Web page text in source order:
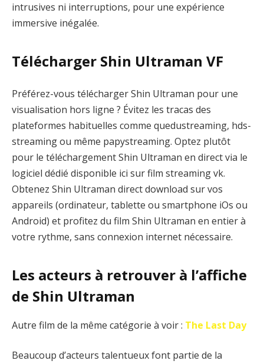
intrusives ni interruptions, pour une expérience
immersive inégalée.
Télécharger Shin Ultraman VF
Préférez-vous télécharger Shin Ultraman pour une
visualisation hors ligne ? Évitez les tracas des
plateformes habituelles comme quedustreaming, hds-
streaming ou même papystreaming. Optez plutôt
pour le téléchargement Shin Ultraman en direct via le
logiciel dédié disponible ici sur film streaming vk.
Obtenez Shin Ultraman direct download sur vos
appareils (ordinateur, tablette ou smartphone iOs ou
Android) et profitez du film Shin Ultraman en entier à
votre rythme, sans connexion internet nécessaire.
Les acteurs à retrouver à l’affiche
de Shin Ultraman
Autre film de la même catégorie à voir : The Last Day
Beaucoup d’acteurs talentueux font partie de la